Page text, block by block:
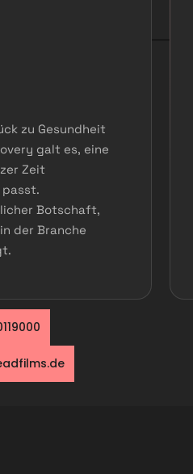
zu Gesundheit
galt es, eine
Zeit
Botschaft,
der Branche